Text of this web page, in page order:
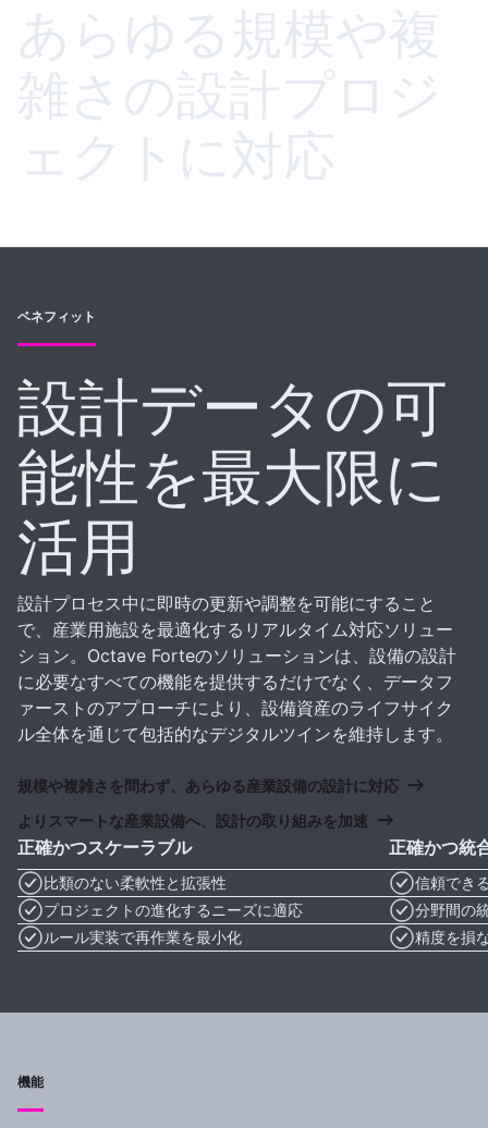
あらゆる規模や複
雑さの設計プロジ
ェクトに対応
ベネフィット
設計データの可
能性を最大限に
活用
設計プロセス中に即時の更新や調整を可能にすること
で、産業用施設を最適化するリアルタイム対応ソリュー
ション。Octave Forteのソリューションは、設備の設計
に必要なすべての機能を提供するだけでなく、データフ
ァーストのアプローチにより、設備資産のライフサイク
ル全体を通じて包括的なデジタルツインを維持します。
規模や複雑さを問わず、あらゆる産業設備の設計に対応
よりスマートな産業設備へ、設計の取り組みを加速
正確かつスケーラブル
比類のない柔軟性と拡張性
プロジェクトの進化するニーズに適応
ルール実装で再作業を最小化
正確かつ統
信頼でき
分野間の
精度を損
機能